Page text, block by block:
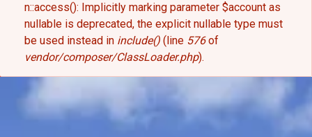
n::access(): Implicitly marking parameter $account as
nullable is deprecated, the explicit nullable type must
be used instead in include() (line 576of
vendor/composer/ClassLoader.php).